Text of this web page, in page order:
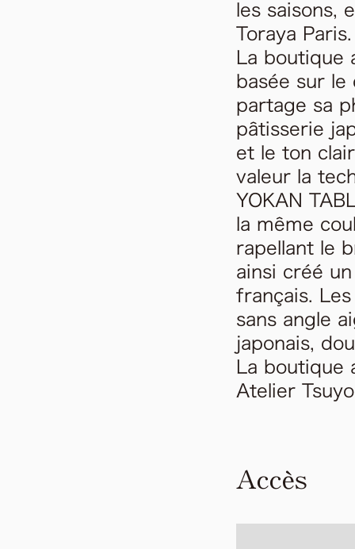
les saisons,
Toraya Paris.
La
basée sur le
partage sa
pâtisserie
et le ton
valeur la
YOKAN
la même
rapellant le
ainsi créé
français.
sans angle
japonais,
La boutique
Atelier
Accès